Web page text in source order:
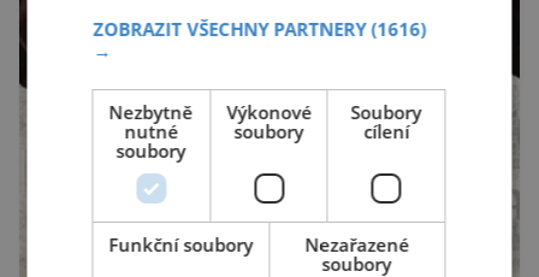
ZOBRAZIT VŠECHNY PARTNERY(1616)
→
Nezbytně
nutné
soubory
Výkonové
soubory
Soubory
cílení
Funkční soubory
Nezařazené
soubory